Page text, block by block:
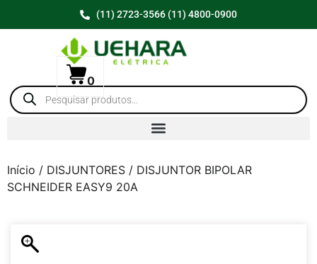
(11) 2723-3566 (11) 4800-0900
0
Início / DISJUNTORES / DISJUNTOR BIPOLAR
SCHNEIDER EASY9 20A